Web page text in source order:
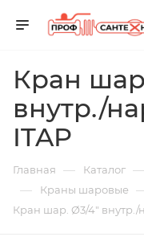
Кран
внутр./
ITAP
Главная — Каталог —
— Краны шаровые
Кран шар. Ø3/4" внутр./